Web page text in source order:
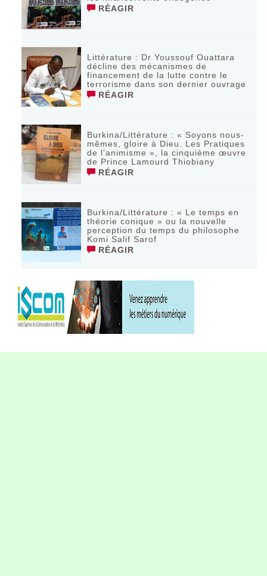
RÉAGIR
Littérature : Dr Youssouf Ouattara
décline des mécanismes de
financement de la lutte contre le
terrorisme dans son dernier ouvrage
RÉAGIR
Burkina/Littérature : « Soyons nous-
mêmes, gloire à Dieu. Les Pratiques
de l’animisme », la cinquième œuvre
de Prince Lamourd Thiobiany
RÉAGIR
Burkina/Littérature : « Le temps en
théorie conique » ou la nouvelle
perception du temps du philosophe
Komi Salif Sarof
RÉAGIR